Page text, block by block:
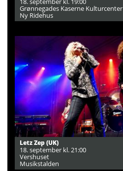
Grønnegades Kaserne Kulturcenter
Ny Ridehus
Letz Zep (UK)
18. september kl. 21:00
Vershuset
Musikstalden